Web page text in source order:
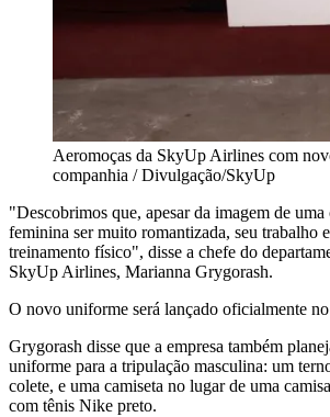
Aeromoças da SkyUp Airlines com
companhia / Divulgação/SkyUp
"Descobrimos que, apesar da imagem de
feminina ser muito romantizada, seu trabalho
treinamento físico", disse a chefe do
SkyUp Airlines, Marianna Grygorash.
O novo uniforme será lançado oficialmente
Grygorash disse que a empresa também
uniforme para a tripulação masculina: um
colete, e uma camiseta no lugar de uma
com tênis Nike preto.